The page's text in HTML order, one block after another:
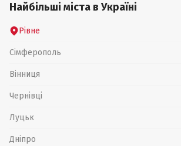
Найбільші міста в Україні
Рівне
Сімферополь
Вінниця
Чернівці
Луцьк
Дніпро